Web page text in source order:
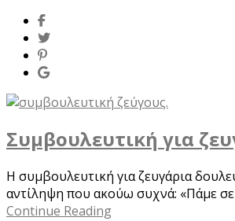
Συμβουλευτική για
Η συμβουλευτική για ζευγάρια
αντίληψη που ακούω συχνά: «Πάμε σε
Continue Reading